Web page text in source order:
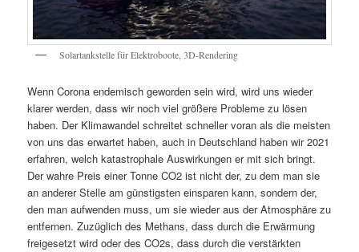
Solartankstelle für Elektroboote, 3D-Rendering
Wenn Corona endemisch geworden sein wird, wird uns wieder
klarer werden, dass wir noch viel größere Probleme zu lösen
haben. Der Klimawandel schreitet schneller voran als die meisten
von uns das erwartet haben, auch in Deutschland haben wir 2021
erfahren, welch katastrophale Auswirkungen er mit sich bringt.
Der wahre Preis einer Tonne CO2 ist nicht der, zu dem man sie
an anderer Stelle am günstigsten einsparen kann, sondern der,
den man aufwenden muss, um sie wieder aus der Atmosphäre zu
entfernen. Zuzüglich des Methans, dass durch die Erwärmung
freigesetzt wird oder des CO2s, dass durch die verstärkten